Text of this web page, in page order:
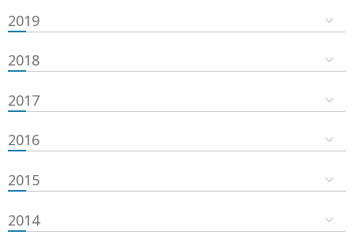
2019
2018
2017
2016
2015
2014